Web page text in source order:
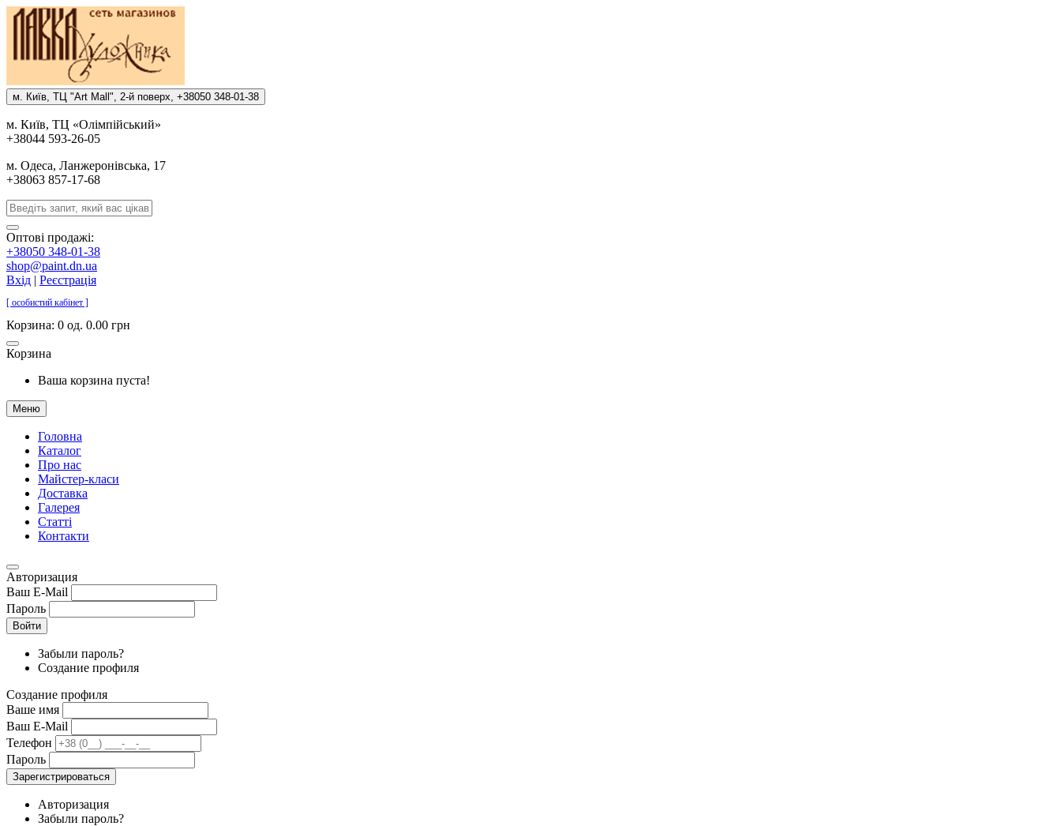
м. Киïв, ТЦ "Art Mall", 2-й поверх, +38050 348-01-38
м. Киïв, ТЦ «Олiмпiйський»
+38044 593-26-05
м. Одеса, Ланжеронiвська, 17
+38063 857-17-68
Оптові продажі:
+38050 348-01-38
shop@paint.dn.ua
Вхід | Реєстрація
[ особистий кабінет ]
Корзина: 0 од. 0.00 грн
Корзина
Ваша корзина пуста!
Меню
Головна
Каталог
Про нас
Майстер-класи
Доставка
Галерея
Статтi
Контакти
Авторизация
Ваш E-Mail
Пароль
Войти
Забыли пароль?
Создание профиля
Создание профиля
Ваше имя
Ваш E-Mail
Телефон
Пароль
Зарегистрироваться
Авторизация
Забыли пароль?